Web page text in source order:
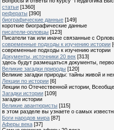
статьи [1360]
рефераты [390]
биографические данные [149]
короткие биографические данные
писатели-орловцы [123]
Писатели так или иначе связанные с
современные подходы к изучению истории
современные подходы к изучению истории
Документы, источники 20 век [313]
здесь будут размещаться документы,
Великие загадки природы [120]
Великие загадки природы: тайны живой и
Лекции по истории [6]
Лекции по Отечественной истории,
Загадки истории [109]
загадки истории
Великие авантюристы [115]
в этом разделе вы узнаете о самых
Боги народов мира [87]
Аферы века [37]